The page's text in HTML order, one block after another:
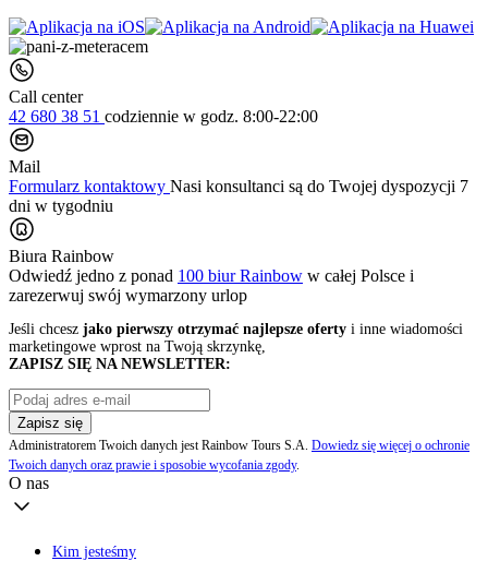
Call center
42 680 38 51 codziennie w godz. 8:00-22:00
Mail
Formularz kontaktowy Nasi konsultanci są do Twojej dyspozycji 7
dni w tygodniu
Biura Rainbow
Odwiedź jedno z ponad 100 biur Rainbow w całej Polsce i
zarezerwuj swój wymarzony urlop
Jeśli chcesz jako pierwszy otrzymać najlepsze oferty i inne wiadomości
marketingowe wprost na Twoją skrzynkę,
ZAPISZ SIĘ NA NEWSLETTER:
Zapisz się
Administratorem Twoich danych jest Rainbow Tours S.A. Dowiedz się więcej o ochronie
Twoich danych oraz prawie i sposobie wycofania zgody.
O nas
Kim jesteśmy